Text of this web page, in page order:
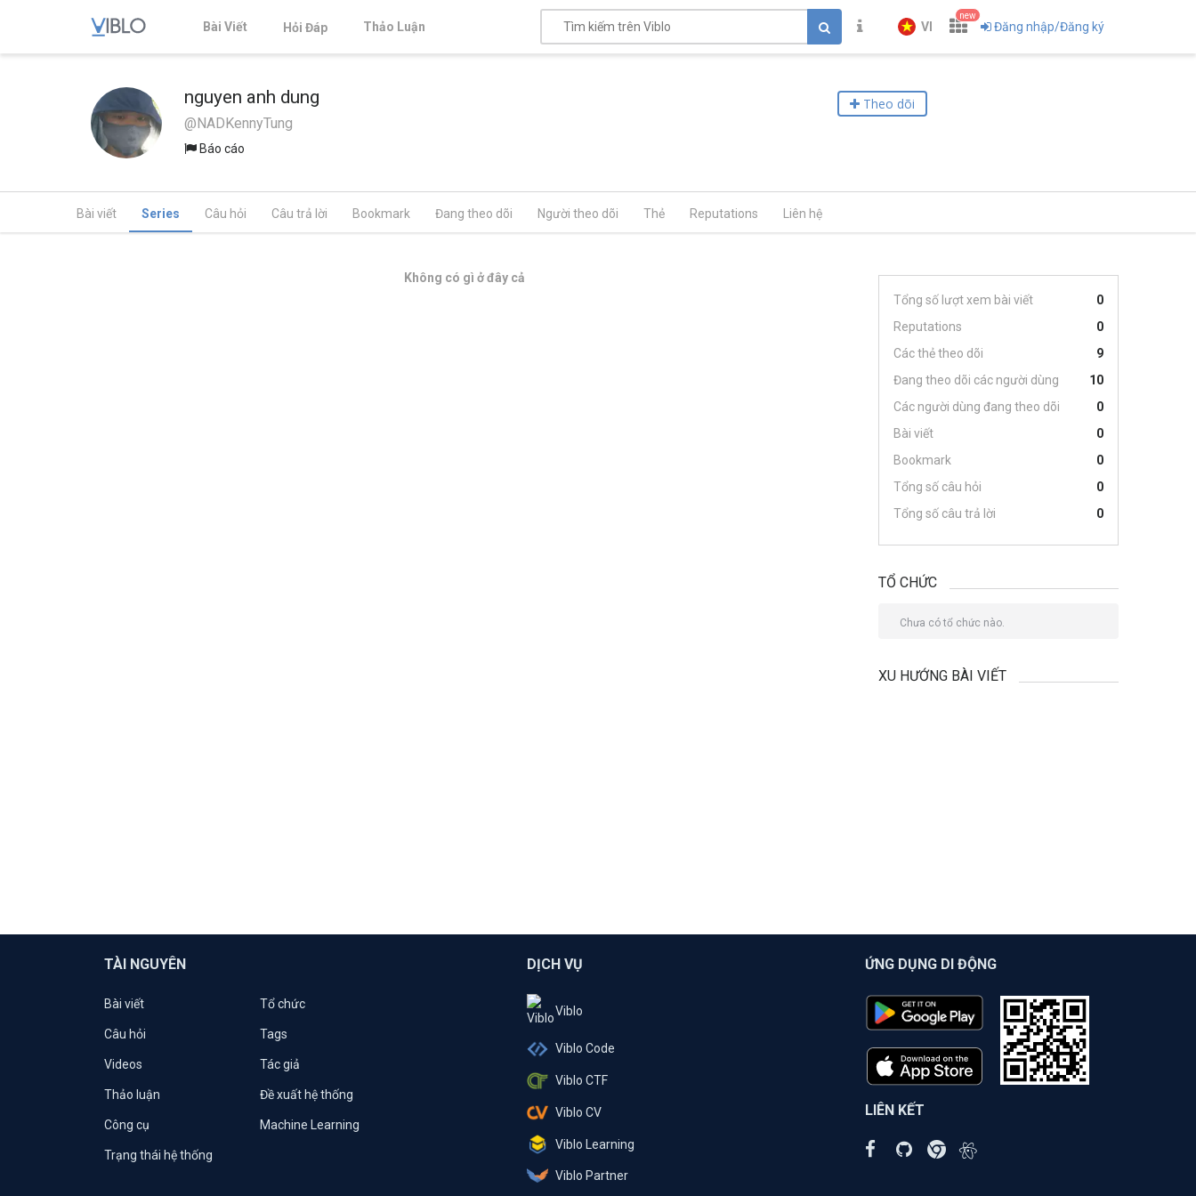
Bài Viết Hỏi Đáp Thảo Luận VI
new
Đăng nhập/Đăng ký
nguyen anh dung
@NADKennyTung
Báo cáo
Theo dõi
Bài viết Series Câu hỏi Câu trả lời Bookmark Đang theo dõi Người theo dõi Thẻ Reputations Liên hệ
Không có gì ở đây cả
Tổng số lượt xem bài viết
0
Reputations
0
Các thẻ theo dõi
9
Đang theo dõi các người dùng
10
Các người dùng đang theo dõi
0
Bài viết
0
Bookmark
0
Tổng số câu hỏi
0
Tổng số câu trả lời
0
TỔ CHỨC
Chưa có tổ chức nào.
XU HƯỚNG BÀI VIẾT
TÀI NGUYÊN
Bài viết Tổ chức
Câu hỏi Tags
Videos Tác giả
Thảo luận Đề xuất hệ thống
Công cụ Machine Learning
Trạng thái hệ thống
DỊCH VỤ
Viblo
Viblo Code
Viblo CTF
Viblo CV
Viblo Learning
Viblo Partner
ỨNG DỤNG DI ĐỘNG
LIÊN KẾT